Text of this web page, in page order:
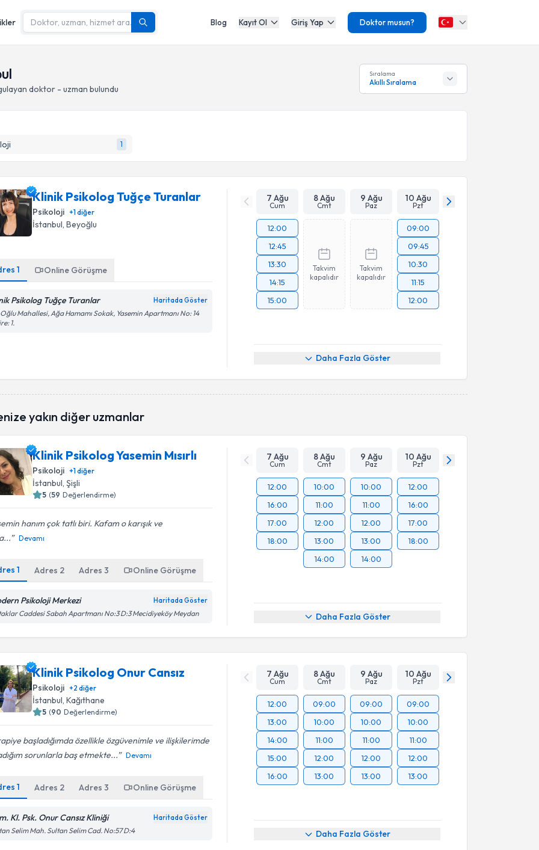
Blog Kayıt Ol Giriş Yap Doktor musun?
doktor - uzman bulundu
Sıralama
Akıllı Sıralama
1
Klinik Psikolog Tuğçe Turanlar
Psikoloji +1diğer
İstanbul, Beyoğlu
1 Online Görüşme
Psikolog Tuğçe Turanlar Haritada Göster
Mahallesi, Ağa Hamamı Sokak, Yasemin Apartmanı No: 14
1.
7 Ağu
Cum
8 Ağu
Cmt
9 Ağu
Paz
10 Ağu
Pzt
12:00
12:45
13:30
14:15
15:00
Takvim
kapalıdır
Takvim
kapalıdır
09:00
09:45
10:30
11:15
12:00
Daha Fazla Göster
yakın diğer uzmanlar
Klinik Psikolog Yasemin Mısırlı
Psikoloji +1diğer
İstanbul , Şişli
5 (59 Değerlendirme)
hanım çok tatlı biri. Kafam o karışık ve
Devamı
1 Adres 2 Adres3 Online Görüşme
Psikoloji Merkezi Haritada Göster
Caddesi Sabah Apartmanı No:3 D:3 Mecidiyeköy Meydan
7 Ağu
Cum
8 Ağu
Cmt
9 Ağu
Paz
10 Ağu
Pzt
12:00
16:00
17:00
18:00
10:00
11:00
12:00
13:00
14:00
10:00
11:00
12:00
13:00
14:00
12:00
16:00
17:00
18:00
Daha Fazla Göster
Klinik Psikolog Onur Cansız
Psikoloji +2 diğer
İstanbul, Kağıthane
5 (90 Değerlendirme)
başladığımda özellikle özgüvenimle ve ilişkilerimde
sorunlarla baş etmekte...
Devamı
1 Adres 2 Adres3 Online Görüşme
Kl. Psk. Onur Cansız Kliniği Haritada Göster
Selim Mah. Sultan Selim Cad. No:57 D:4
7 Ağu
Cum
8 Ağu
Cmt
9 Ağu
Paz
10 Ağu
Pzt
12:00
13:00
14:00
15:00
16:00
09:00
10:00
11:00
12:00
13:00
09:00
10:00
11:00
12:00
13:00
09:00
10:00
11:00
12:00
13:00
Daha Fazla Göster